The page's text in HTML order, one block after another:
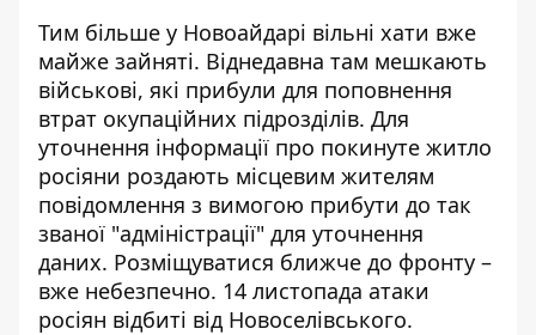
Тим більше у Новоайдарі вільні хати вже
майже зайняті. Віднедавна там мешкають
військові, які прибули для поповнення
втрат окупаційних підрозділів. Для
уточнення інформації про покинуте житло
росіяни роздають місцевим жителям
повідомлення з вимогою прибути до так
званої "адміністрації" для уточнення
даних. Розміщуватися ближче до фронту –
вже небезпечно. 14 листопада атаки
росіян відбиті від Новоселівського.